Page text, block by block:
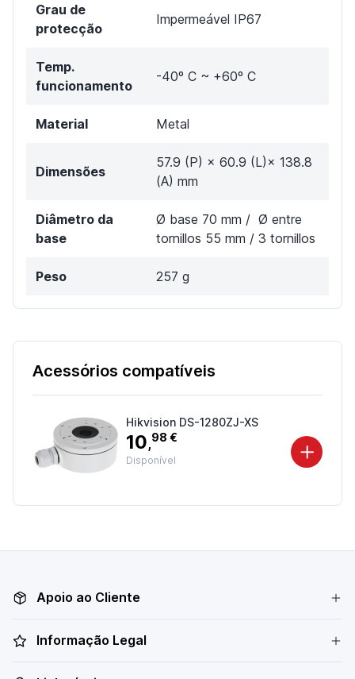
Grau de
protecção
Impermeável IP67
Temp.
funcionamento
-40º C ~ +60º C
Material Metal
Dimensões
57.9 (P) × 60.9 (L)× 138.8
(A) mm
Diâmetro da
base
Ø base 70 mm / Ø entre
tornillos 55 mm / 3 tornillos
Peso 257 g
Acessórios compatíveis
Hikvision DS-1280ZJ-XS
10,98 €
Disponível
Apoio ao Cliente
Informação Legal